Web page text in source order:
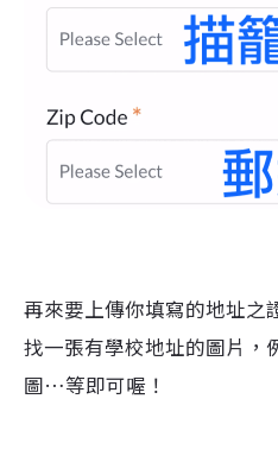
再來要上傳你填寫的地址之
找一張有學校地址的圖片，
圖…等即可喔！